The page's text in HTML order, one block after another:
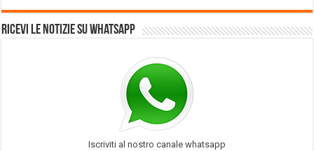
Ricevi le notizie su Whatsapp
Iscriviti al nostro canale whatsapp